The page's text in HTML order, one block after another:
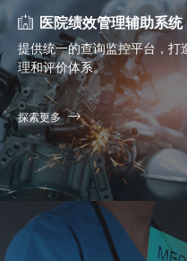
医院绩效管理辅助系统
提供统一的查询监控平台，
理和评价体系。
探索更多